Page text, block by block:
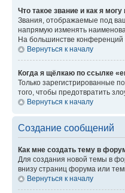
Что такое звание и как я могу
Звания, отображаемые под
напрямую изменять
На большинстве конференций
Вернуться к началу
Когда я щёлкаю по ссылке
Только зарегистрированные
того, чтобы предотвратить
Вернуться к началу
Создание сообщений
Как мне создать тему в
Для создания новой темы в
внизу страниц форума или
Вернуться к началу